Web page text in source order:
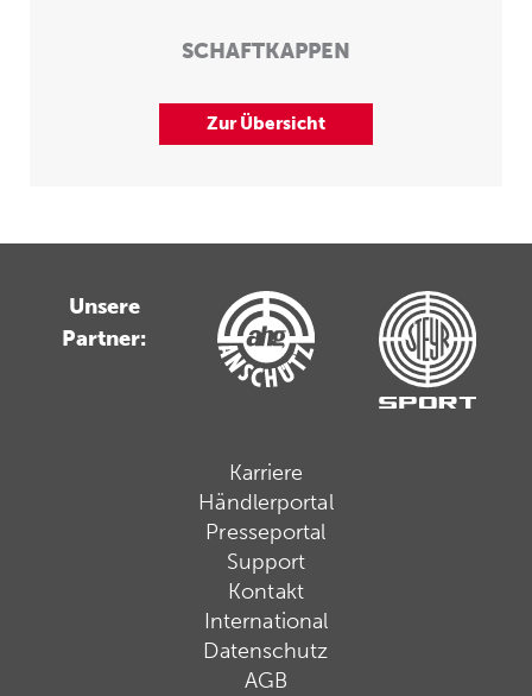
SCHAFTKAPPEN
Zur Übersicht
Unsere
Partner:
Karriere
Händlerportal
Presseportal
Support
Kontakt
International
Datenschutz
AGB